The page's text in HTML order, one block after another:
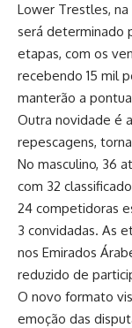
Lower Trestles,
será determinado
etapas, com os
recebendo 15 mil
manterão a
Outra novidade é
repescagens,
No masculino, 36
com 32
24 competidoras
3 convidadas. As
nos Emirados
reduzido de
O novo formato
emoção das